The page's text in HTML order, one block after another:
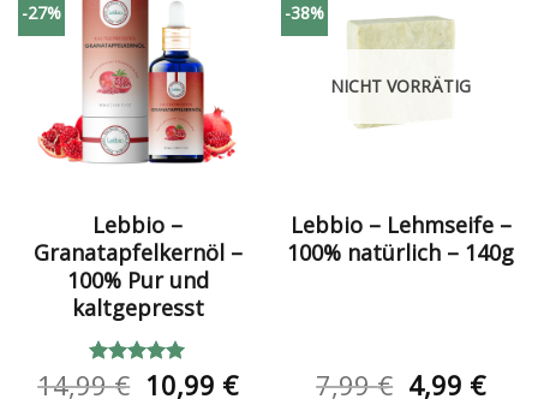
-27%
Wunschliste
hinzufügen
Lebbio –
Granatapfelkernöl –
100% Pur und
kaltgepresst
Bewertet
14,99€ Ursprünglicher
10,99 €Aktueller
-38%
Wunschliste
hinzufügen
NICHT VORRÄTIG
Lebbio – Lehmseife –
100% natürlich – 140g
7,99€ 4,99 €